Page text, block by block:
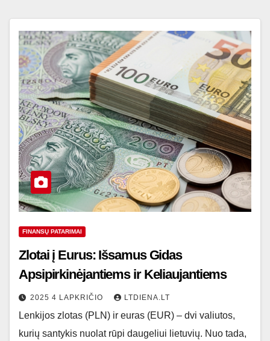
FINANSŲ PATARIMAI
Zlotai į Eurus: Išsamus Gidas
Apsipirkinėjantiems ir Keliaujantiems
2025 4 LAPKRIČIO LTDIENA.LT
Lenkijos zlotas (PLN) ir euras (EUR) – dvi valiutos,
kurių santykis nuolat rūpi daugeliui lietuvių. Nuo tada,